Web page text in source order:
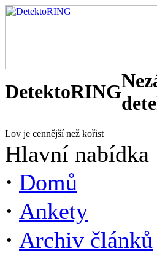
DetektoRING
Lov je cennější než kořist
Hlavní nabídka
· Domů
· Ankety
· Archiv článků